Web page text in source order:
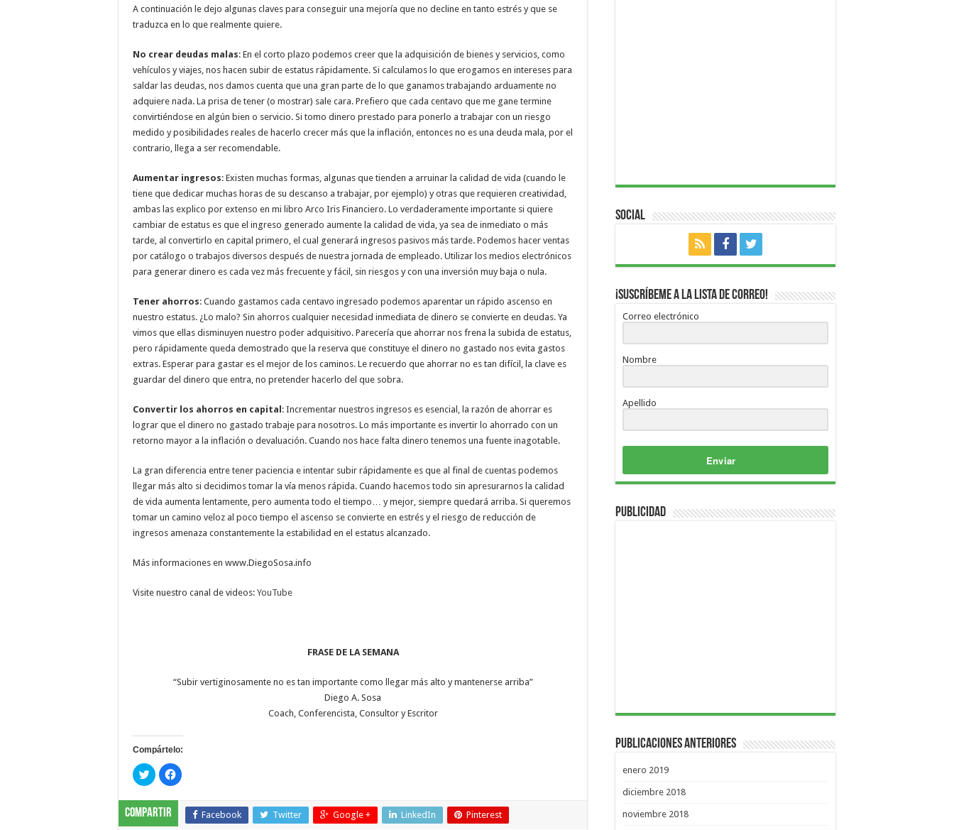
A continuación le dejo algunas claves para conseguir una mejoría que no decline en tanto estrés y que se
traduzca en lo que realmente quiere.
No crear deudas malas: En el corto plazo podemos creer que la adquisición de bienes y servicios, como
vehículos y viajes, nos hacen subir de estatus rápidamente. Si calculamos lo que erogamos en intereses para
saldar las deudas, nos damos cuenta que una gran parte de lo que ganamos trabajando arduamente no
adquiere nada. La prisa de tener (o mostrar) sale cara. Prefiero que cada centavo que me gane termine
convirtiéndose en algún bien o servicio. Si tomo dinero prestado para ponerlo a trabajar con un riesgo
medido y posibilidades reales de hacerlo crecer más que la inflación, entonces no es una deuda mala, por el
contrario, llega a ser recomendable.
Aumentar ingresos: Existen muchas formas, algunas que tienden a arruinar la calidad de vida (cuando le
tiene que dedicar muchas horas de su descanso a trabajar, por ejemplo) y otras que requieren creatividad,
ambas las explico por extenso en mi libro Arco Iris Financiero. Lo verdaderamente importante si quiere
cambiar de estatus es que el ingreso generado aumente la calidad de vida, ya sea de inmediato o más
tarde, al convertirlo en capital primero, el cual generará ingresos pasivos más tarde. Podemos hacer ventas
por catálogo o trabajos diversos después de nuestra jornada de empleado. Utilizar los medios electrónicos
para generar dinero es cada vez más frecuente y fácil, sin riesgos y con una inversión muy baja o nula.
Tener ahorros: Cuando gastamos cada centavo ingresado podemos aparentar un rápido ascenso en
nuestro estatus. ¿Lo malo? Sin ahorros cualquier necesidad inmediata de dinero se convierte en deudas. Ya
vimos que ellas disminuyen nuestro poder adquisitivo. Parecería que ahorrar nos frena la subida de estatus,
pero rápidamente queda demostrado que la reserva que constituye el dinero no gastado nos evita gastos
extras. Esperar para gastar es el mejor de los caminos. Le recuerdo que ahorrar no es tan difícil, la clave es
guardar del dinero que entra, no pretender hacerlo del que sobra.
Convertir los ahorros en capital : Incrementar nuestros ingresos es esencial, la razón de ahorrar es
lograr que el dinero no gastado trabaje para nosotros. Lo más importante es invertir lo ahorrado con un
retorno mayor a la inflación o devaluación. Cuando nos hace falta dinero tenemos una fuente inagotable.
La gran diferencia entre tener paciencia e intentar subir rápidamente es que al final de cuentas podemos
llegar más alto si decidimos tomar la vía menos rápida. Cuando hacemos todo sin apresurarnos la calidad
de vida aumenta lentamente, pero aumenta todo el tiempo… y mejor, siempre quedará arriba. Si queremos
tomar un camino veloz al poco tiempo el ascenso se convierte en estrés y el riesgo de reducción de
ingresos amenaza constantemente la estabilidad en el estatus alcanzado.
Más informaciones en www.DiegoSosa.info
Visite nuestro canal de videos: YouTube
FRASE DE LA SEMANA
“Subir vertiginosamente no es tan importante como llegar más alto y mantenerse arriba”
Diego A. Sosa
Coach, Conferencista, Consultor y Escritor
Compártelo:
Haz
clic
para
compartir
en
Twitter
Haz
clic
compartir
en
Facebook
(Se
Compartir Facebook Twitter Google + LinkedIn Pinterest
Social
¡Suscríbeme a la lista de correo!
Correo electrónico
Nombre
Apellido
Publicidad
Publicaciones Anteriores
enero 2019
diciembre 2018
noviembre 2018